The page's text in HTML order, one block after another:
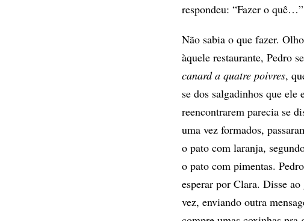
respondeu: “Fazer o
Não sabia o que fazer.
àquele restaurante, Pedro
canard a quatre poivres,
se dos salgadinhos que ele
reencontrarem parecia se
uma vez formados,
o pato com laranja,
o pato com pimentas.
esperar por Clara. Disse
vez, enviando outra